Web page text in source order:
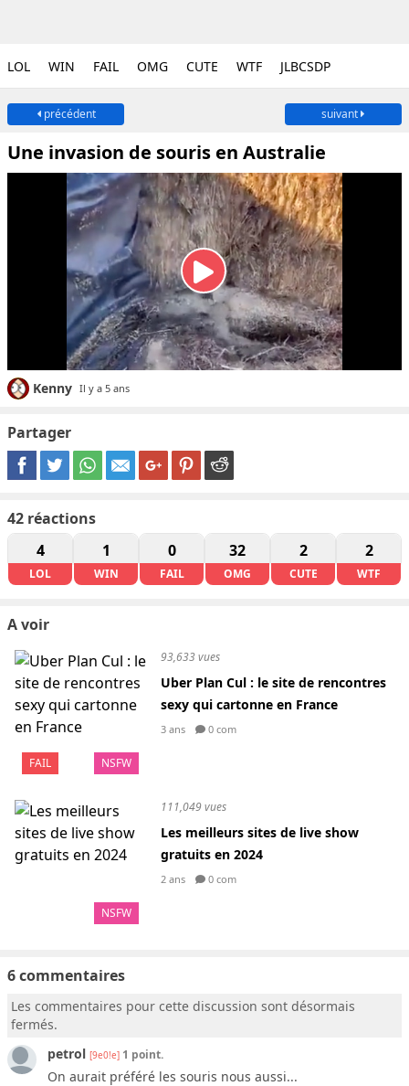
LOL WIN FAIL OMG CUTE WTF JLBCSDP
précédent suivant
Une invasion de souris en Australie
Kenny Il y a 5 ans
Partager
42 réactions
4
LOL
1
WIN
0
FAIL
32
OMG
2
CUTE
2
WTF
A voir
FAIL NSFW
93,633 vues
Uber Plan Cul : le site de rencontres
sexy qui cartonne en France
3 ans 0 com
NSFW
111,049 vues
Les meilleurs sites de live show
gratuits en 2024
2 ans 0 com
6 commentaires
Les commentaires pour cette discussion sont désormais
fermés.
petrol [9e0!e] 1 point.
On aurait préféré les souris nous aussi...